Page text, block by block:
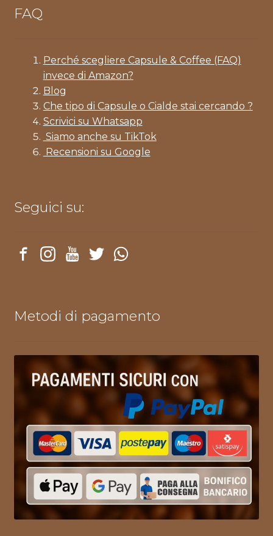
FAQ
Perché scegliere Capsule & Coffee (FAQ)
invece di Amazon?
Blog
Che tipo di Capsule o Cialde stai cercando ?
Scrivici su Whatsapp
Siamo anche su TikTok
Recensioni su Google
Seguici su:
Metodi di pagamento